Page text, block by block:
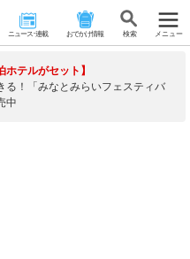
ニュース･連載 おでかけ情報 検 索 メニュー
ホテルがセット】
る！「みなとみらいフェスティバ
中